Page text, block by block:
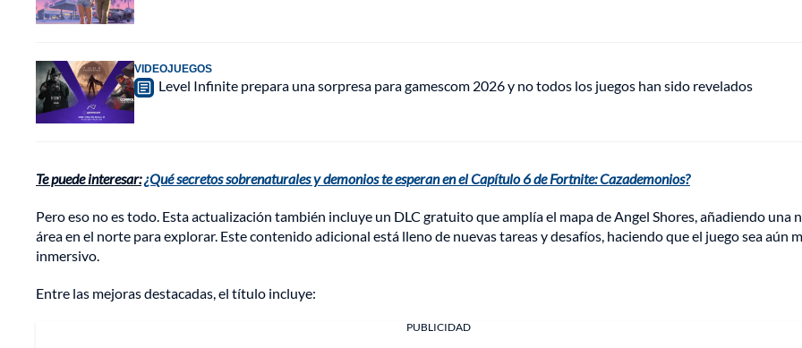
VIDEOJUEGOS
Level Infinite prepara una sorpresa para gamescom 2026 y no todos los juegos han sido revelados
Te puede interesar:¿Qué secretos sobrenaturales y demonios te esperan en el Capítulo 6 de Fortnite: Cazademonios?
Pero eso no es todo. Esta actualización también incluye un DLC gratuito que amplía el mapa de Angel Shores, añadiendo una
área en el norte para explorar. Este contenido adicional está lleno de nuevas tareas y desafíos, haciendo que el juego sea aún
inmersivo.
Entre las mejoras destacadas, el título incluye:
PUBLICIDAD